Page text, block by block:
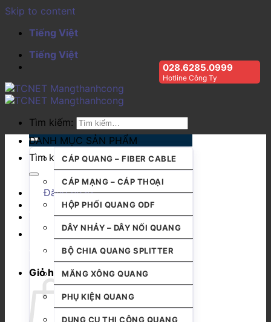
Skip to content
Tiếng Việt
Tiếng Việt
028.6285.0999
Hotline Công Ty
Tìm kiếm:
Tìm kiếm:
Đăng nhập
Giỏ hàng
DANH MỤC SẢN PHẨM
CÁP QUANG – FIBER CABLE
CÁP MẠNG – CÁP THOẠI
HỘP PHỐI QUANG ODF
DÂY NHẢY – DÂY NỐI QUANG
BỘ CHIA QUANG SPLITTER
MĂNG XÔNG QUANG
PHỤ KIỆN QUANG
DỤNG CỤ THI CÔNG QUANG